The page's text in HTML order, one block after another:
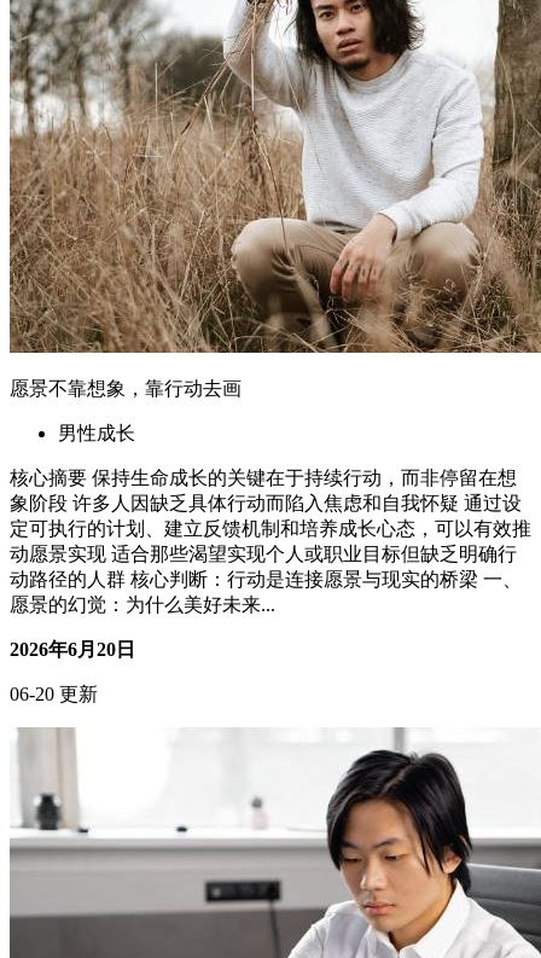
核心摘要 保持生命成长的关键在于持续行动，而非停留在想
象阶段 许多人因缺乏具体行动而陷入焦虑和自我怀疑 通过设
定可执行的计划、建立反馈机制和培养成长心态，可以有效推
动愿景实现 适合那些渴望实现个人或职业目标但缺乏明确行
动路径的人群 核心判断：行动是连接愿景与现实的桥梁 一、
愿景的幻觉：为什么美好未来...
2026年6月20日
06-20 更新
深谙世事仍纯粹，是成年人最难得的状态
男性成长
核心摘要 成年人如何在复杂环境中保持纯粹，是现代社会面
临的共同挑战 过度适应社会往往导致内心的割裂和真实自我
的丢失 深耕自我是保持纯粹的关键，通过自我反思和边界设
定可实现内外平衡 本文将探讨成年人保持纯粹的必要性、面